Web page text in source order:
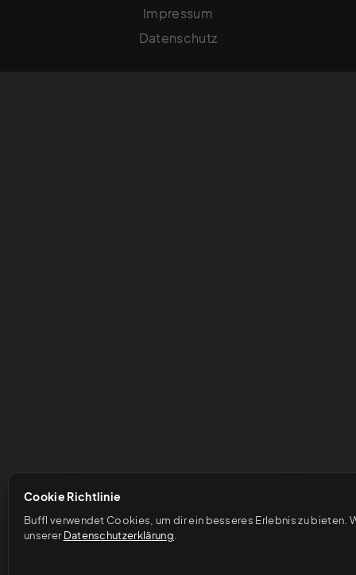
Cookie Richtlinie
Buffl verwendet Cookies, um dir ein besseres Erlebnis zu bieten.
unserer Datenschutzerklärung
Impressum
Datenschutz